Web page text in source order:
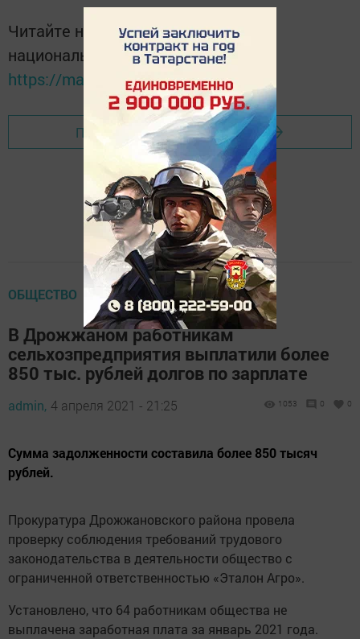
Читайте новости Татарстана в
национальном мессенджере MАХ:
https://max.ru/tatmedia
Перейти на страницу новости
ОБЩЕСТВО
В Дрожжаном работникам
сельхозпредприятия выплатили более
850 тыс. рублей долгов по зарплате
admin, 4 апреля 2021 - 21:25 1053 0 0
Сумма задолженности составила более 850 тысяч
рублей.
Прокуратура Дрожжановского района провела
проверку соблюдения требований трудового
законодательства в деятельности общество с
ограниченной ответственностью «Эталон Агро».
Установлено, что 64 работникам общества не
выплачена заработная плата за январь 2021 года.